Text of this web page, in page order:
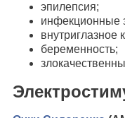
эпилепсия;
инфекционные
внутриглазное
беременность;